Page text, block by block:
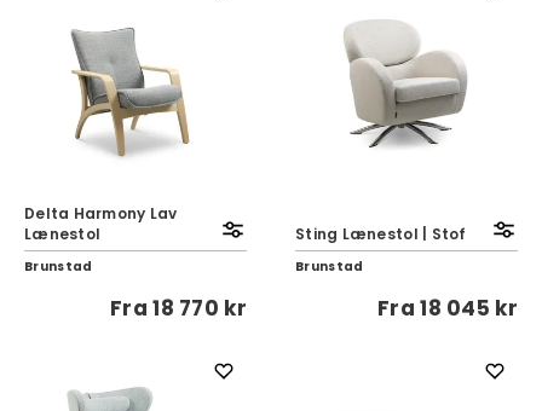
Delta Harmony Lav
Lænestol
Brunstad
Fra18 770 kr
Sting Lænestol | Stof
Brunstad
Fra18 045 kr